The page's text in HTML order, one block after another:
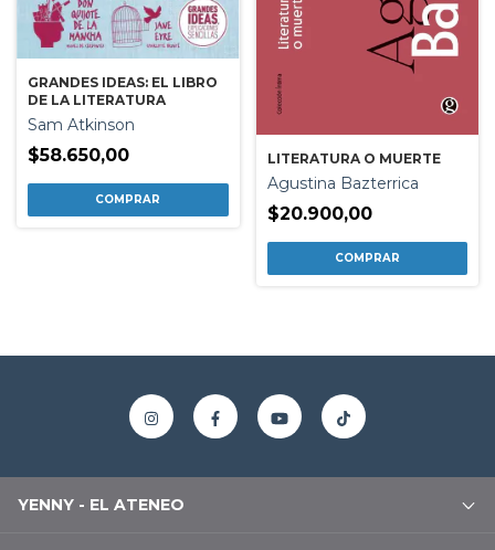
GRANDES IDEAS: EL LIBRO
DE LA LITERATURA
Sam Atkinson
$58.650,00 LITERATURA O MUERTE
Agustina Bazterrica
$20.900,00
YENNY - EL ATENEO